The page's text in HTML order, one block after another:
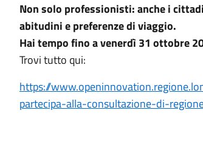
Non solo professionisti: anche i
abitudini e preferenze di viaggio.
Hai tempo fino a venerdì 31 ottobre
Trovi tutto qui:
https://
partecipa-alla-consultazione-di-